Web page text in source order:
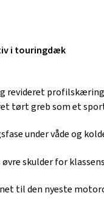
i touringdæk
revideret
tørt greb som et
under våde og
skulder for
til den nyeste